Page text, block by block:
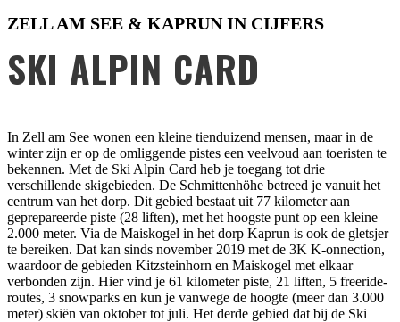
ZELL AM SEE & KAPRUN IN CIJFERS
SKI ALPIN CARD
In Zell am See wonen een kleine tienduizend mensen, maar in de
winter zijn er op de omliggende pistes een veelvoud aan toeristen te
bekennen. Met de Ski Alpin Card heb je toegang tot drie
verschillende skigebieden. De Schmittenhöhe betreed je vanuit het
centrum van het dorp. Dit gebied bestaat uit 77 kilometer aan
geprepareerde piste (28 liften), met het hoogste punt op een kleine
2.000 meter. Via de Maiskogel in het dorp Kaprun is ook de gletsjer
te bereiken. Dat kan sinds november 2019 met de 3K K-onnection,
waardoor de gebieden Kitzsteinhorn en Maiskogel met elkaar
verbonden zijn. Hier vind je 61 kilometer piste, 21 liften, 5 freeride-
routes, 3 snowparks en kun je vanwege de hoogte (meer dan 3.000
meter) skiën van oktober tot juli. Het derde gebied dat bij de Ski